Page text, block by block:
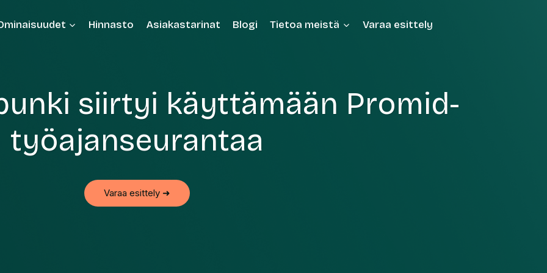
Hinnasto Asiakastarinat Blogi Tietoa meistä Varaa esittely
siirtyi käyttämään Promid-
työajanseurantaa
Varaa esittely ➜